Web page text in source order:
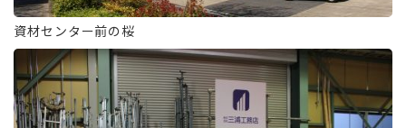
資材センター前の桜